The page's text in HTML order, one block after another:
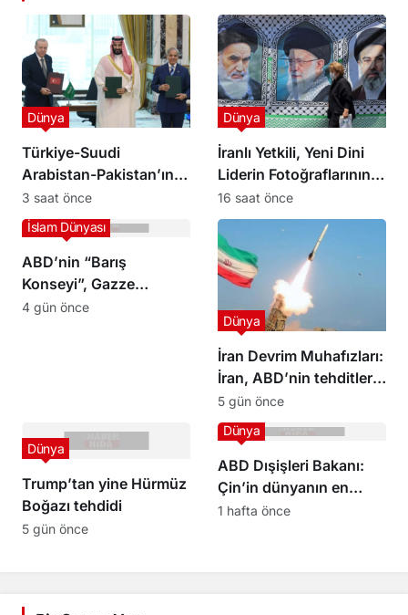
Türkiye-Suudi
Arabistan-Pakistan’ın
Mekke Anlaşmasına
İran’dan dikkat çeken
yorum
Dünya
3 saat önce
İranlı Yetkili, Yeni Dini
Liderin Fotoğraflarının
Yayınlanacağını Açıkladı
Dünya
16 saat önce
ABD’nin “Barış
Konseyi”, Gazze
Şeridi’nin güneyinde ilk
İslam Dünyası
4 gün önce
İran Devrim Muhafızları:
İran, ABD’nin tehditleri
karşısında hiçbir
anlaşma imzalamayacak
Dünya
5 gün önce
Trump’tan yine Hürmüz
Boğazı tehdidi
Dünya
5 gün önce
ABD Dışişleri Bakanı:
Çin’in dünyanın en
güçlü ülkesi olmasına
Dünya
1 hafta önce